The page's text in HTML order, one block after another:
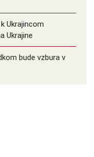
Ukrajincom
Ukrajine
bude vzbura v